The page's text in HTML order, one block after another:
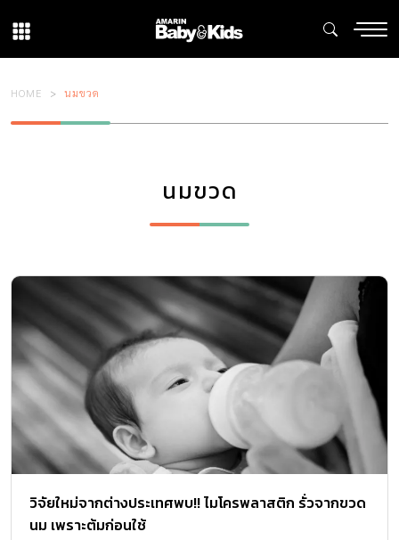
HOME นมขวด
นมขวด
วิจัยใหม่จากต่างประเทศพบ!! ไมโครพลาสติก รั่วจากขวด
นม เพราะต้มก่อนใช้